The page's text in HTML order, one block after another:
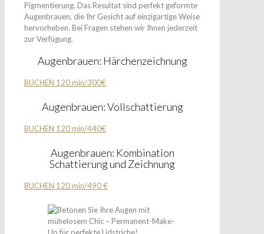
Pigmentierung. Das Resultat sind perfekt geformte
Augenbrauen, die Ihr Gesicht auf einzigartige Weise
hervorheben. Bei Fragen stehen wir Ihnen jederzeit
zur Verfügung.
Augenbrauen: Härchenzeichnung
BUCHEN 120 min/300€
Augenbrauen: Vollschattierung
BUCHEN 120 min/440€
Augenbrauen: Kombination
Schattierung und Zeichnung
BUCHEN 120 min/490 €